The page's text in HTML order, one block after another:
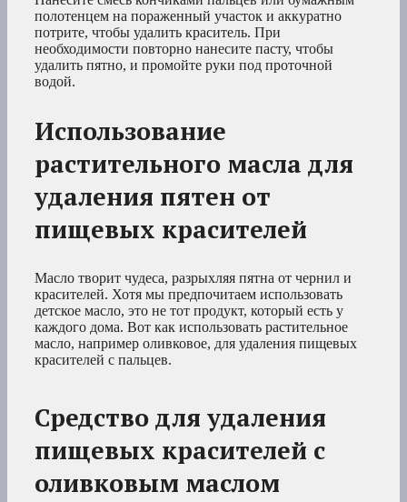
полотенцем на пораженный участок и аккуратно
потрите, чтобы удалить краситель. При
необходимости повторно нанесите пасту, чтобы
удалить пятно, и промойте руки под проточной
водой.
Использование
растительного масла для
удаления пятен от
пищевых красителей
Масло творит чудеса, разрыхляя пятна от чернил и
красителей. Хотя мы предпочитаем использовать
детское масло, это не тот продукт, который есть у
каждого дома. Вот как использовать растительное
масло, например оливковое, для удаления пищевых
красителей с пальцев.
Средство для удаления
пищевых красителей с
оливковым маслом